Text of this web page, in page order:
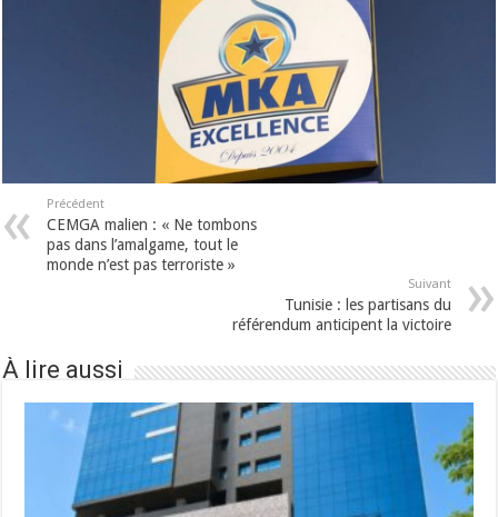
Précédent
CEMGA malien : « Ne tombons
pas dans l’amalgame, tout le
monde n’est pas terroriste »
Suivant
Tunisie : les partisans du
référendum anticipent la victoire
À lire aussi